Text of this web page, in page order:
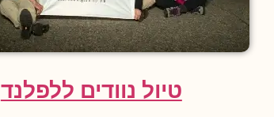
טיול נוודים ללפלנד